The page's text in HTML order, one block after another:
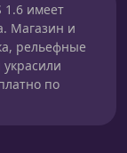
1.6 имеет
Магазин и
рельефные
по